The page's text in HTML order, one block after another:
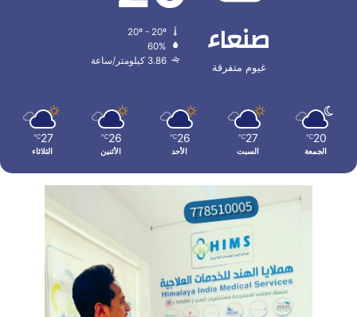
صنعاء
غيوم متفرقة
60%
3.86 كيلومتر/ساعة
20
℃
الجمعة
27
℃
السبت
26
℃
الأحد
26
℃
الأثنين
27
℃
الثلاثاء